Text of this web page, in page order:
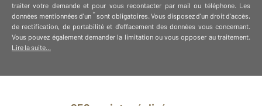
traiter votre demande et pour vous recontacter par mail ou téléphone. Les
données mentionnées d'un * sont obligatoires. Vous disposez d'un droit d'accès,
de rectification, de portabilité et d'effacement des données vous concernant.
Vous pouvez également demander la limitation ou vous opposer au traitement.
Lire la suite...